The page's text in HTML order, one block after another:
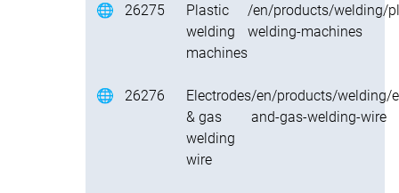
🌐 26275
Plastic
welding
machines
/en/products/welding/
welding-machines
🌐 26276
Electrodes
& gas
welding
wire
/en/products/welding/
and-gas-welding-wire